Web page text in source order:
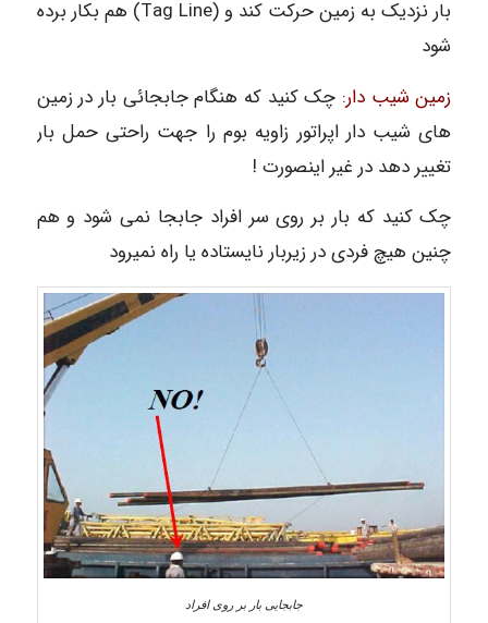
بار نزدیک به زمین حرکت کند و (Tag Line) هم بکار برده
شود
زمین شیب دار: چک کنید که هنگام جابجائی بار در زمین
های شیب دار اپراتور زاویه بوم را جهت راحتی حمل بار
تغییر دهد در غیر اینصورت !
چک کنید که بار بر روی سر افراد جابجا نمی شود و هم
چنین هیچ فردی در زیربار نایستاده یا راه نمیرود
جابجایی بار بر روی افراد